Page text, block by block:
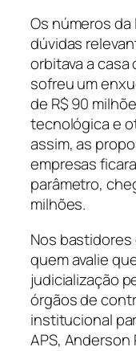
Os números
dúvidas
orbitava a casa
sofreu um
de R$ 90
tecnológica e
assim, as
empresas
parâmetro,
milhões.
Nos bastidores
quem avalie
judicialização
órgãos de
institucional
APS, Anderson